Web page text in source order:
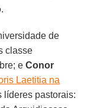
.
de
classe
eConor
Laetitia na
líderes pastorais: